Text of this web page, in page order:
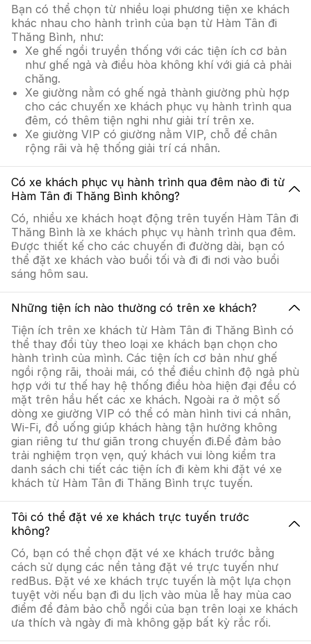
Bạn có thể chọn từ nhiều loại phương tiện xe khách
khác nhau cho hành trình của bạn từ Hàm Tân đi
Thăng Bình, như:
Xe ghế ngồi truyền thống với các tiện ích cơ bản
như ghế ngả và điều hòa không khí với giá cả phải
chăng.
Xe giường nằm có ghế ngả thành giường phù hợp
cho các chuyến xe khách phục vụ hành trình qua
đêm, có thêm tiện nghi như giải trí trên xe.
Xe giường VIP có giường nằm VIP, chỗ để chân
rộng rãi và hệ thống giải trí cá nhân.
Có xe khách phục vụ hành trình qua đêm nào đi từ
Hàm Tân đi Thăng Bình không?
Có, nhiều xe khách hoạt động trên tuyến Hàm Tân đi
Thăng Bình là xe khách phục vụ hành trình qua đêm.
Được thiết kế cho các chuyến đi đường dài, bạn có
thể đặt xe khách vào buổi tối và đi đi nơi vào buổi
sáng hôm sau.
Những tiện ích nào thường có trên xe khách?
Tiện ích trên xe khách từ Hàm Tân đi Thăng Bình có
thể thay đổi tùy theo loại xe khách bạn chọn cho
hành trình của mình. Các tiện ích cơ bản như ghế
ngồi rộng rãi, thoải mái, có thể điều chỉnh độ ngả phù
hợp với tư thế hay hệ thống điều hòa hiện đại đều có
mặt trên hầu hết các xe khách. Ngoài ra ở một số
dòng xe giường VIP có thể có màn hình tivi cá nhân,
Wi-Fi, đồ uống giúp khách hàng tận hưởng không
gian riêng tư thư giãn trong chuyến đi.Để đảm bảo
trải nghiệm trọn vẹn, quý khách vui lòng kiểm tra
danh sách chi tiết các tiện ích đi kèm khi đặt vé xe
khách từ Hàm Tân đi Thăng Bình trực tuyến.
Tôi có thể đặt vé xe khách trực tuyến trước
không?
Có, bạn có thể chọn đặt vé xe khách trước bằng
cách sử dụng các nền tảng đặt vé trực tuyến như
redBus. Đặt vé xe khách trực tuyến là một lựa chọn
tuyệt vời nếu bạn đi du lịch vào mùa lễ hay mùa cao
điểm để đảm bảo chỗ ngồi của bạn trên loại xe khách
ưa thích và ngày đi mà không gặp bất kỳ rắc rối.